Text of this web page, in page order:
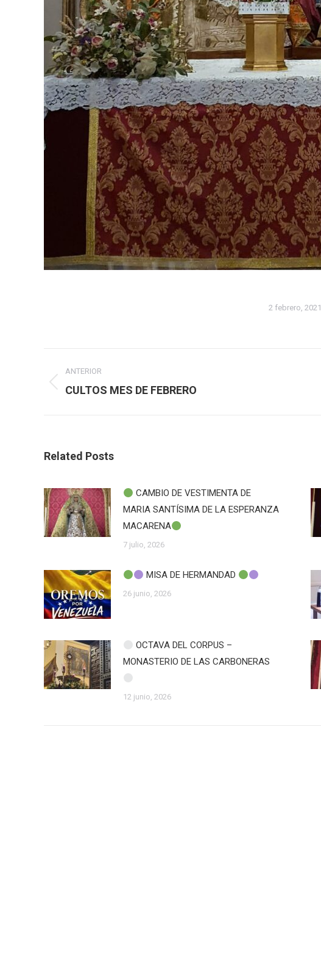
2 febrero, 2021
entre
ANTERIOR
Publicación
CULTOS MES DE FEBRERO
Related Posts
CAMBIO DE VESTIMENTA DE
MARIA SANTÍSIMA DE LA ESPERANZA
MACARENA
7 julio, 2026
MISA DE HERMANDAD
26 junio, 2026
OCTAVA DEL CORPUS –
MONASTERIO DE LAS CARBONERAS
12 junio, 2026